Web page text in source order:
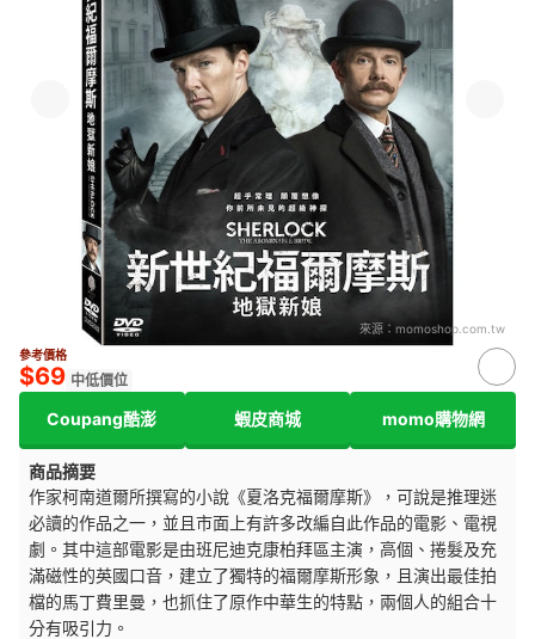
來源： momoshop.com.tw
參考價格
$69 中低價位
Coupang酷澎 蝦皮商城 momo購物網
商品摘要
作家柯南道爾所撰寫的小說《夏洛克福爾摩斯》，可說是推理迷
必讀的作品之一，並且市面上有許多改編自此作品的電影、電視
劇。其中這部電影是由班尼迪克康柏拜區主演，高個、捲髮及充
滿磁性的英國口音，建立了獨特的福爾摩斯形象，且演出最佳拍
檔的馬丁費里曼，也抓住了原作中華生的特點，兩個人的組合十
分有吸引力。